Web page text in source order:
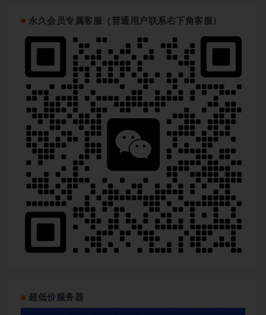
永久会员专属客服（普通用户联系右下角客服）
超低价服务器